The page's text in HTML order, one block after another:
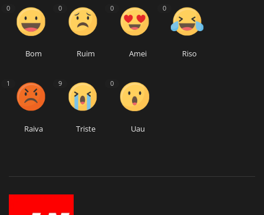
0
Bom
0
Ruim
0
Amei
0
Riso
1
Raiva
9
Triste
0
Uau